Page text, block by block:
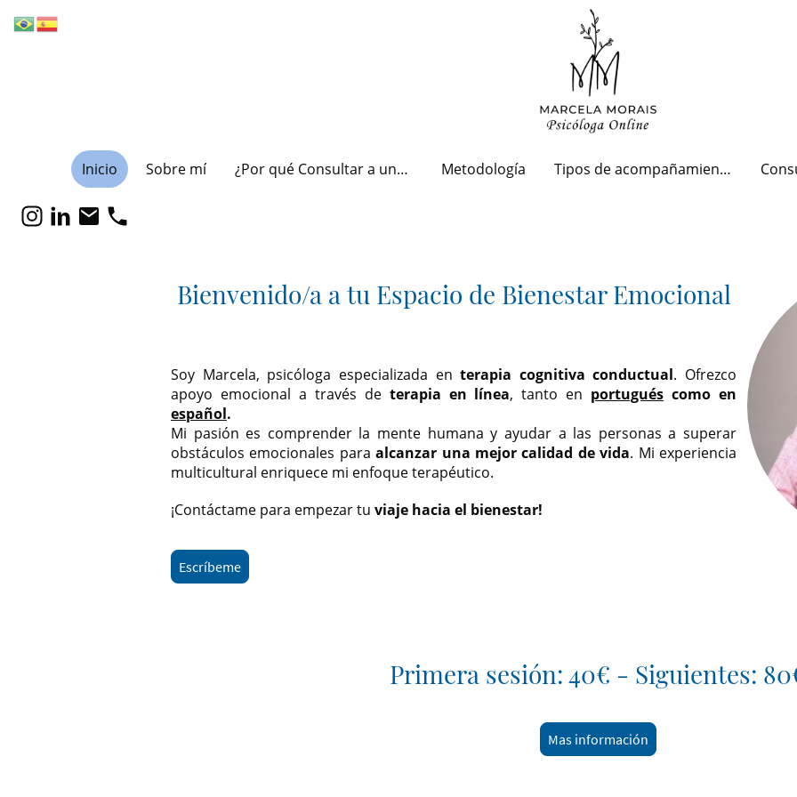
Inicio Sobre mí ¿Por qué Consultar a una Psicóloga? Metodología Tipos de acompañamiento
Bienvenido/a a tu Espacio de Bienestar Emocional
Soy Marcela, psicóloga especializada enterapia cognitiva conductual. Ofrezco
apoyo emocional a través deterapia en línea, tanto en portugués como en
español.
Mi pasión es comprender la mente humana y ayudar a las personas a superar
obstáculos emocionales paraalcanzar una mejor calidad de vida. Mi experiencia
multicultural enriquece mi enfoque terapéutico.
¡Contáctame para empezar tu viaje hacia el bienestar!
Escríbeme
Primera sesión: 40€ - Siguientes:
Mas información